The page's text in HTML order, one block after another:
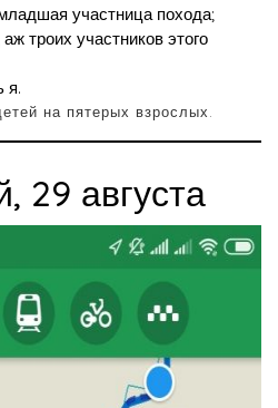
участница похода;
троих участников этого
я.
на пятерых взрослых.
29 августа